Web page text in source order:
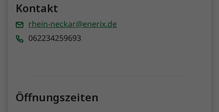
Kontakt
rhein-neckar@enerix.de
062234259693
Öffnungszeiten